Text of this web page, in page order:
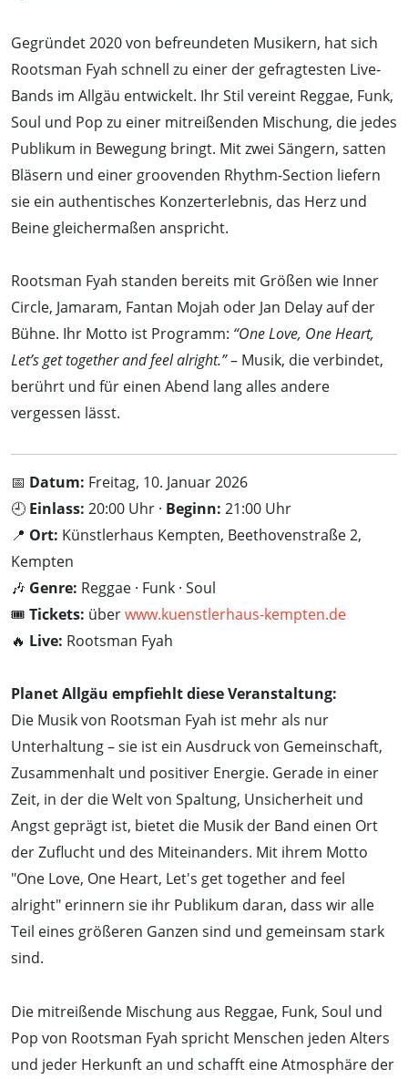
Gegründet 2020 von befreundeten Musikern, hat sich
Rootsman Fyah schnell zu einer der gefragtesten Live-
Bands im Allgäu entwickelt. Ihr Stil vereint Reggae, Funk,
Soul und Pop zu einer mitreißenden Mischung, die jedes
Publikum in Bewegung bringt. Mit zwei Sängern, satten
Bläsern und einer groovenden Rhythm-Section liefern
sie ein authentisches Konzerterlebnis, das Herz und
Beine gleichermaßen anspricht.
Rootsman Fyah standen bereits mit Größen wie Inner
Circle, Jamaram, Fantan Mojah oder Jan Delay auf der
Bühne. Ihr Motto ist Programm: “One Love, One Heart,
Let’s get together and feel alright.”– Musik, die verbindet,
berührt und für einen Abend lang alles andere
vergessen lässt.
📅 Datum: Freitag, 10. Januar 2026
🕘 Einlass: 20:00 Uhr · Beginn: 21:00 Uhr
📍 Ort: Künstlerhaus Kempten, Beethovenstraße 2,
Kempten
🎶 Genre: Reggae · Funk · Soul
🎟️ Tickets: überwww.kuenstlerhaus-kempten.de
🔥 Live: Rootsman Fyah
Planet Allgäu empfiehlt diese Veranstaltung:
Die Musik von Rootsman Fyah ist mehr als nur
Unterhaltung – sie ist ein Ausdruck von Gemeinschaft,
Zusammenhalt und positiver Energie. Gerade in einer
Zeit, in der die Welt von Spaltung, Unsicherheit und
Angst geprägt ist, bietet die Musik der Band einen Ort
der Zuflucht und des Miteinanders. Mit ihrem Motto
"One Love, One Heart, Let's get together and feel
alright" erinnern sie ihr Publikum daran, dass wir alle
Teil eines größeren Ganzen sind und gemeinsam stark
sind.
Die mitreißende Mischung aus Reggae, Funk, Soul und
Pop von Rootsman Fyah spricht Menschen jeden Alters
und jeder Herkunft an und schafft eine Atmosphäre der